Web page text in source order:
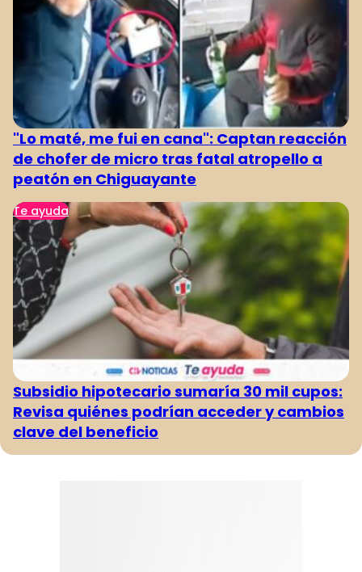
"Lo maté, me fui en cana": Captan reacción
de chofer de micro tras fatal atropello a
peatón en Chiguayante
Te ayuda
Subsidio hipotecario sumaría 30 mil cupos:
Revisa quiénes podrían acceder y cambios
clave del beneficio